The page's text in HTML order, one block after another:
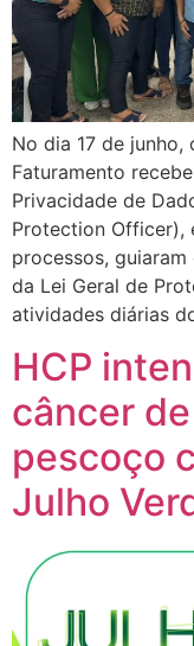
No dia 17 de
Faturamento
Privacidade de
Protection Officer),
processos,
da Lei Geral de
atividades diárias
HCP
câncer
pescoço
Julho